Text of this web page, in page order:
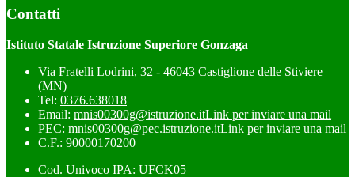
Contatti
Istituto Statale Istruzione Superiore Gonzaga
Via Fratelli Lodrini, 32 - 46043 Castiglione delle Stiviere
(MN)
Tel: 0376.638018
Email: mnis00300g@istruzione.itLink per inviare una mail
PEC: mnis00300g@pec.istruzione.itLink per inviare una mail
C.F.: 90000170200
Cod. Univoco IPA: UFCK05